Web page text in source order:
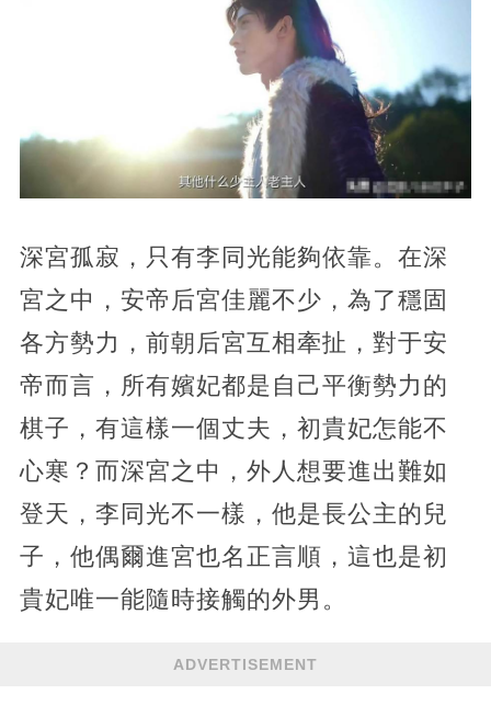
深宮孤寂，只有李同光能夠依靠。在深
宮之中，安帝后宮佳麗不少，為了穩固
各方勢力，前朝后宮互相牽扯，對于安
帝而言，所有嬪妃都是自己平衡勢力的
棋子，有這樣一個丈夫，初貴妃怎能不
心寒？而深宮之中，外人想要進出難如
登天，李同光不一樣，他是長公主的兒
子，他偶爾進宮也名正言順，這也是初
貴妃唯一能隨時接觸的外男。
ADVERTISEMENT